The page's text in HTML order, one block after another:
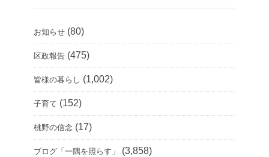
お知らせ (80)
区政報告 (475)
皆様の暮らし (1,002)
子育て (152)
桃野の信念 (17)
ブログ「一隅を照らす」 (3,858)